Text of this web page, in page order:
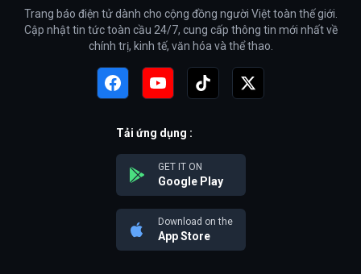
Trang báo điện tử dành cho cộng đồng người Việt toàn thế giới.
Cập nhật tin tức toàn cầu 24/7, cung cấp thông tin mới nhất về
chính trị, kinh tế, văn hóa và thể thao.
Tải ứng dụng :
GET IT ON
Google Play
Download on the
App Store